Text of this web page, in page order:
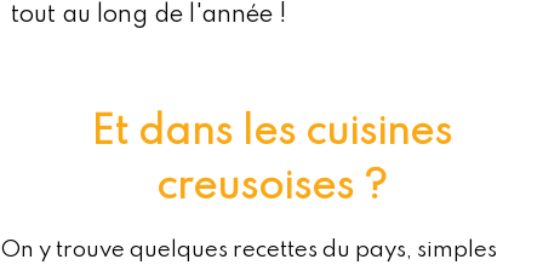
tout au long de l'année !
Et dans les cuisines
creusoises ?
On y trouve quelques recettes du pays, simples